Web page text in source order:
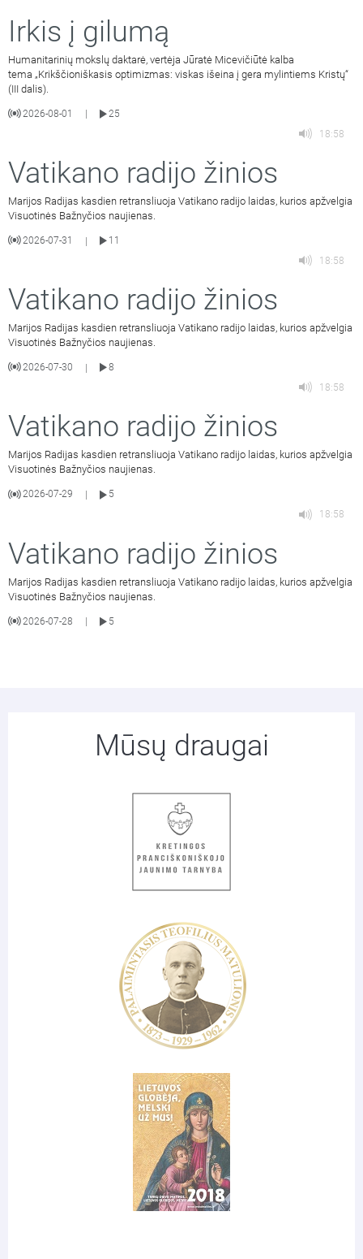
Irkis į gilumą
Humanitarinių mokslų daktarė, vertėja Jūratė Micevičiūtė kalba
tema „Krikščioniškasis optimizmas: viskas išeina į gera mylintiems Kristų“
(III dalis).
2026-08-01
25
18:58
Vatikano radijo žinios
Marijos Radijas kasdien retransliuoja Vatikano radijo laidas, kurios apžvelgia
Visuotinės Bažnyčios naujienas.
2026-07-31 |
11
18:58
Vatikano radijo žinios
Marijos Radijas kasdien retransliuoja Vatikano radijo laidas, kurios apžvelgia
Visuotinės Bažnyčios naujienas.
2026-07-30 |
8
18:58
Vatikano radijo žinios
Marijos Radijas kasdien retransliuoja Vatikano radijo laidas, kurios apžvelgia
Visuotinės Bažnyčios naujienas.
2026-07-29
5
18:58
Vatikano radijo žinios
Marijos Radijas kasdien retransliuoja Vatikano radijo laidas, kurios apžvelgia
Visuotinės Bažnyčios naujienas.
2026-07-28 5
Mūsų draugai